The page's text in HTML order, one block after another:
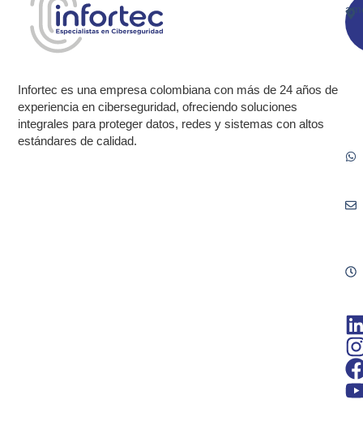
Infortec es una empresa colombiana con más de 24 años de
experiencia en ciberseguridad, ofreciendo soluciones
integrales para proteger datos, redes y sistemas con altos
estándares de calidad.